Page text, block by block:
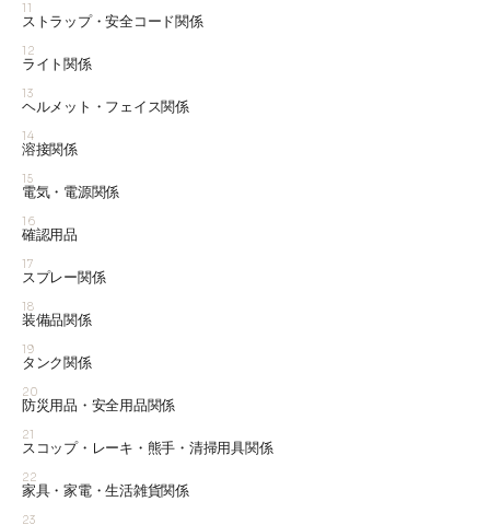
11
ストラップ・安全コード関係
12
ライト関係
13
ヘルメット・フェイス関係
14
溶接関係
15
電気・電源関係
16
確認用品
17
スプレー関係
18
装備品関係
19
タンク関係
20
防災用品・安全用品関係
21
スコップ・レーキ・熊手・清掃用具関係
22
家具・家電・生活雑貨関係
23